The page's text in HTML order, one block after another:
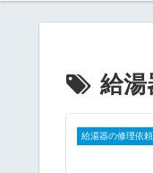
給湯
給湯器の修理依頼